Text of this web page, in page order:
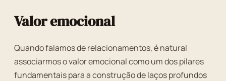
Valor emocional
Quando falamos de relacionamentos, é natural
associarmos o valor emocional como um dos pilares
fundamentais para a construção de laços profundos